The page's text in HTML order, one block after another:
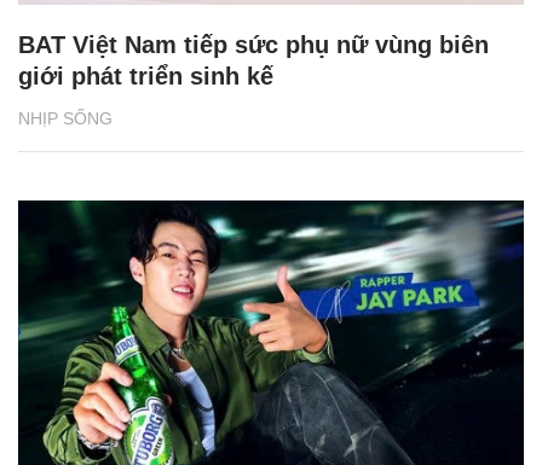
NHỊP SỐNG
BAT Việt Nam tiếp sức phụ nữ vùng biên
giới phát triển sinh kế